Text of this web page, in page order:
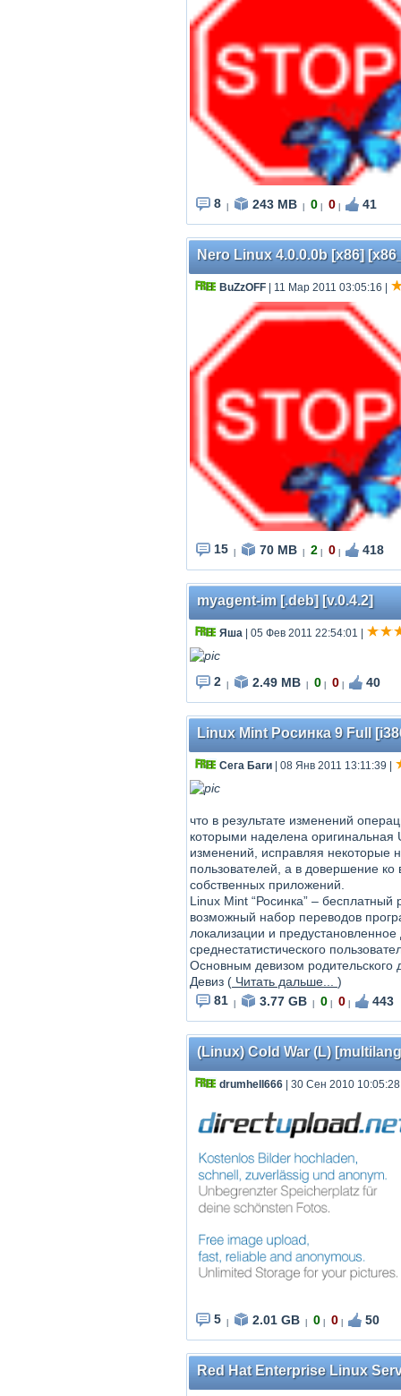
8 243 MB 0 0 41
Nero Linux 4.0.0.0b [x86]
BuZzOFF | 11 Мар 2011 03:05:16
15 70 MB 2 0 418
myagent-im [.deb] [v.0.4.2]
Яша | 05 Фев 2011 22:54:01
2 2.49 MB 0 0 40
Linux Mint Росинка 9 Full
Сега Баги | 08 Янв 2011 13:11:39
что в результате изменений
которыми наделена оригинальная
изменений, исправляя некоторые
пользователей, а в довершение
собственных приложений.
Linux Mint “Росинка” –
возможный набор переводов
локализации и
среднестатистического
Основным девизом родительского
Девиз ( Читать дальше... )
81
3.77 GB 0 0 443
(Linux) Cold War (L)
drumhell666 | 30 Сен 2010 10:05:28
5 2.01 GB 0 0 50
Red Hat Enterprise Linux